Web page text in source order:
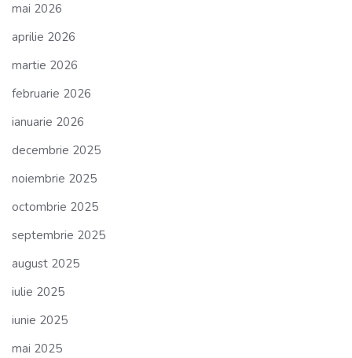
mai 2026
aprilie 2026
martie 2026
februarie 2026
ianuarie 2026
decembrie 2025
noiembrie 2025
octombrie 2025
septembrie 2025
august 2025
iulie 2025
iunie 2025
mai 2025